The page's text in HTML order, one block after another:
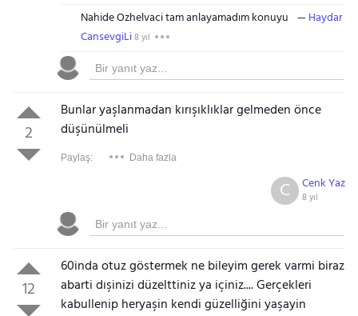
Nahide Ozhelvaci tam anlayamadım konuyu
Haydar
CansevgiLi8 yıl
2
Bunlar yaşlanmadan kırışıklıklar gelmeden önce
düşünülmeli
Paylaş: Daha fazla
Cenk Yaz
8 yıl
C
12
60inda otuz göstermek ne bileyim gerek varmi biraz
abarti dışinizi düzelttiniz ya içiniz.... Gerçekleri
kabullenip heryaşin kendi güzelliğini yaşayin